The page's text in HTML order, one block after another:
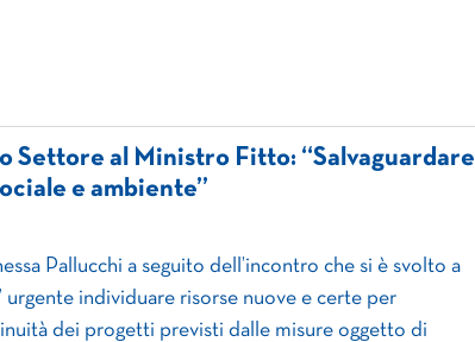
Settore al Ministro Fitto: “Salvaguardare
e ambiente”
Pallucchi a seguito dell’incontro che si è svolto a
urgente individuare risorse nuove e certe per
dei progetti previsti dalle misure oggetto di